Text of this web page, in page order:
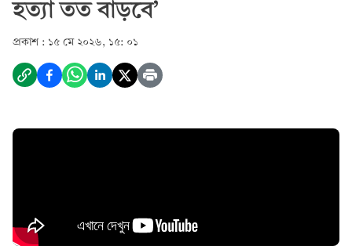
হত্যা তত বাড়বে’
প্রকাশ : ১৫ মে ২০২৬, ১৫: ০১